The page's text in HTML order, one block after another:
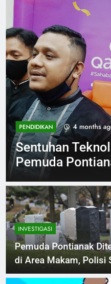
INVESTIGASI 4 months
Viral Aksi
Injak Buah
Tertawa
dan Permintaan
INVESTIGASI
Pemuda Pontianak
di Area Makam, Polisi